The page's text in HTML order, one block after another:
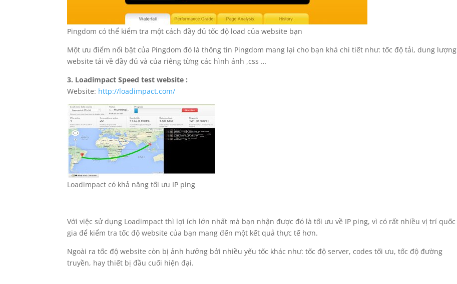
Pingdom có thể kiểm tra một cách đầy đủ tốc độ load của website bạn
Một ưu điểm nổi bật của Pingdom đó là thông tin Pingdom mang lại cho bạn khá chi tiết như: tốc độ tải, dung lượng
website tải về đầy đủ và của riêng từng các hình ảnh ,css …
3. Loadimpact Speed test website :
Website: http://loadimpact.com/
Loadimpact có khả năng tối ưu IP ping
Với việc sử dụng Loadimpact thì lợi ích lớn nhất mà bạn nhận được đó là tối ưu về IP ping, vì có rất nhiều vị trí quốc
gia để kiểm tra tốc độ website của bạn mang đến một kết quả thực tế hơn.
Ngoài ra tốc độ website còn bị ảnh hưởng bởi nhiều yếu tốc khác như: tốc độ server, codes tối ưu, tốc độ đường
truyền, hay thiết bị đầu cuối hiện đại.